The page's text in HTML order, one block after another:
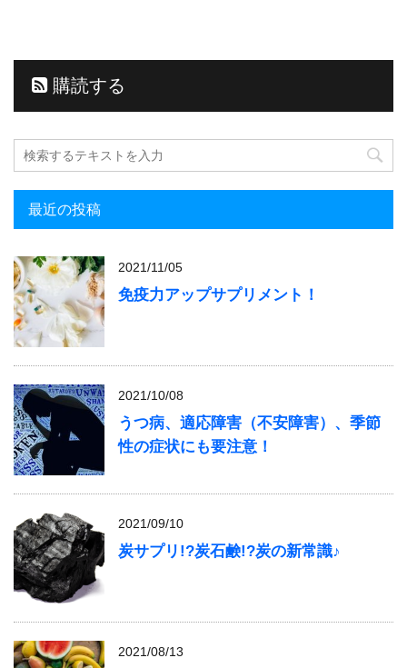
購読する
最近の投稿
2021/11/05
免疫力アップサプリメント！
2021/10/08
うつ病、適応障害（不安障害）、季節
性の症状にも要注意！
2021/09/10
炭サプリ!?炭石鹸!?炭の新常識♪
2021/08/13